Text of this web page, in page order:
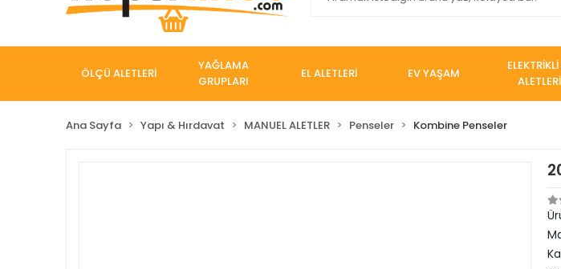
ÖLÇÜ ALETLERİ
YAĞLAMA
GRUPLARI
EL ALETLERİ EV YAŞAM
ELEKTRİKLİ
ALETLERİ
Ana Sayfa Yapı & Hırdavat MANUEL ALETLER Penseler Kombine Penseler